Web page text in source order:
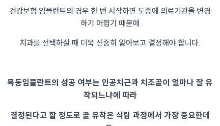
건강보험 임플란트의 경우 한 번 시작하면 도중에 의료기관을 변경
하기 어렵기 때문에
치과를 선택하실 때 더욱 신중히 알아보고 결정해야 합니다.
목동임플란트의 성공 여부는 인공치근과 치조골이 얼마나 잘 유
착되느냐에 따라
결정된다고 할 정도로 골 유착은 식립 과정에서 가장 중요한데